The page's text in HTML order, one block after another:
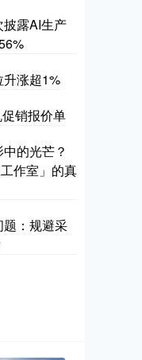
露AI生产
涨超1%
销报价单
的光芒？
作室」的真
：规避采